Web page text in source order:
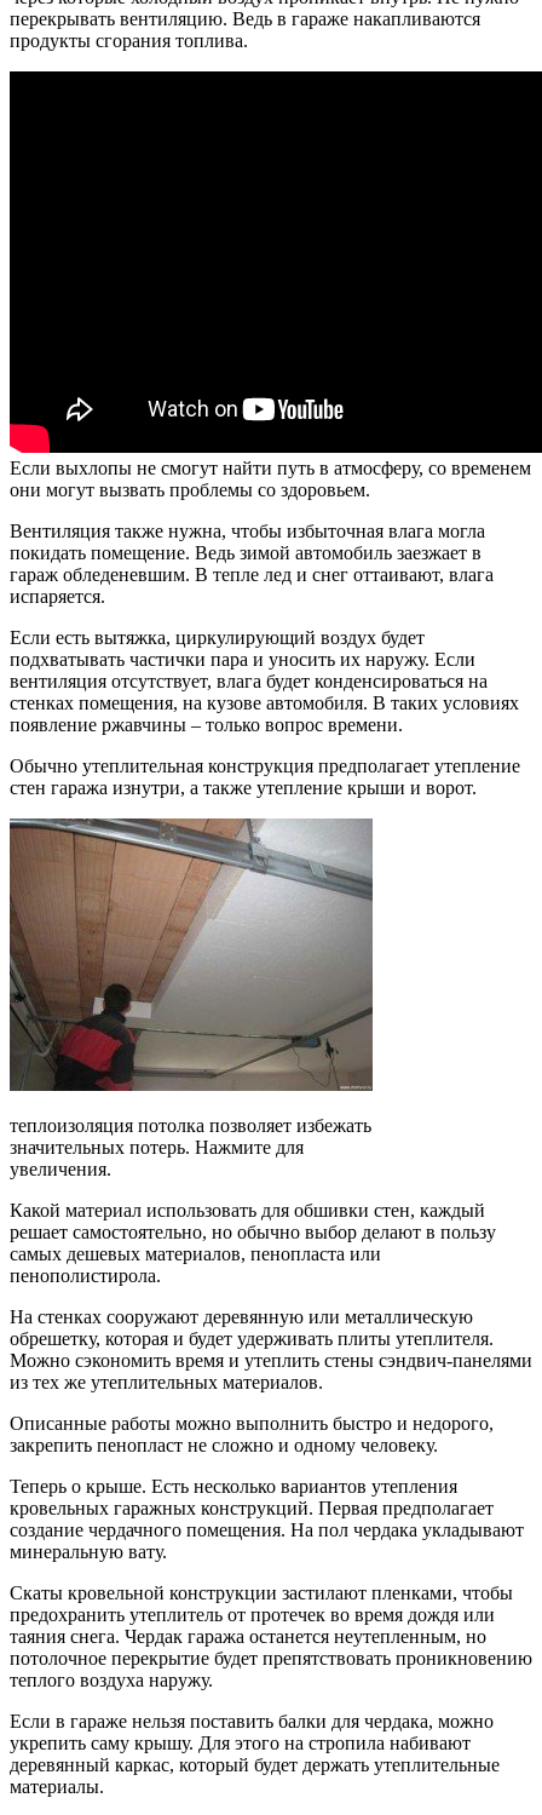
перекрывать вентиляцию. Ведь в гараже накапливаются
продукты сгорания топлива.
Если выхлопы не смогут найти путь в атмосферу, со временем
они могут вызвать проблемы со здоровьем.
Вентиляция также нужна, чтобы избыточная влага могла
покидать помещение. Ведь зимой автомобиль заезжает в
гараж обледеневшим. В тепле лед и снег оттаивают, влага
испаряется.
Если есть вытяжка, циркулирующий воздух будет
подхватывать частички пара и уносить их наружу. Если
вентиляция отсутствует, влага будет конденсироваться на
стенках помещения, на кузове автомобиля. В таких условиях
появление ржавчины – только вопрос времени.
Обычно утеплительная конструкция предполагает утепление
стен гаража изнутри, а также утепление крыши и ворот.
теплоизоляция потолка позволяет избежать
значительных потерь. Нажмите для
увеличения.
Какой материал использовать для обшивки стен, каждый
решает самостоятельно, но обычно выбор делают в пользу
самых дешевых материалов, пенопласта или
пенополистирола.
На стенках сооружают деревянную или металлическую
обрешетку, которая и будет удерживать плиты утеплителя.
Можно сэкономить время и утеплить стены сэндвич-панелями
из тех же утеплительных материалов.
Описанные работы можно выполнить быстро и недорого,
закрепить пенопласт не сложно и одному человеку.
Теперь о крыше. Есть несколько вариантов утепления
кровельных гаражных конструкций. Первая предполагает
создание чердачного помещения. На пол чердака укладывают
минеральную вату.
Скаты кровельной конструкции застилают пленками, чтобы
предохранить утеплитель от протечек во время дождя или
таяния снега. Чердак гаража останется неутепленным, но
потолочное перекрытие будет препятствовать проникновению
теплого воздуха наружу.
Если в гараже нельзя поставить балки для чердака, можно
укрепить саму крышу. Для этого на стропила набивают
деревянный каркас, который будет держать утеплительные
материалы.